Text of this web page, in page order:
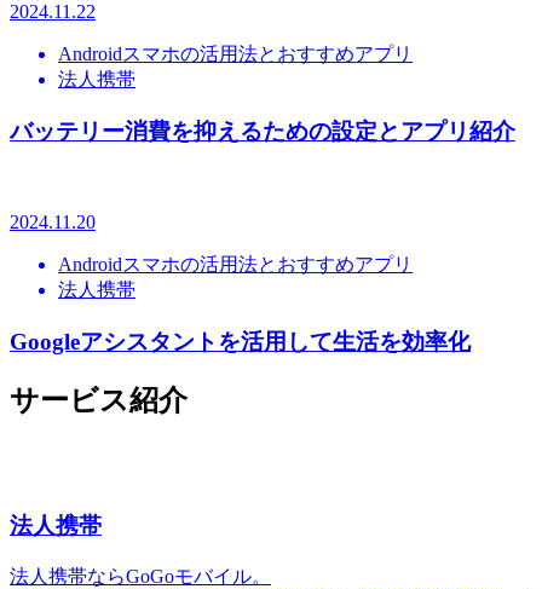
2024.11.22
Androidスマホの活用法とおすすめアプリ
法人携帯
バッテリー消費を抑えるための設定とアプリ紹介
2024.11.20
Androidスマホの活用法とおすすめアプリ
法人携帯
Googleアシスタントを活用して生活を効率化
サービス紹介
法人携帯
法人携帯ならGoGoモバイル。